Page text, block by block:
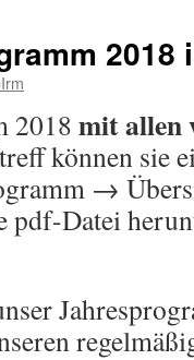
2018
2018 mit allen
können sie
→
pdf-Datei